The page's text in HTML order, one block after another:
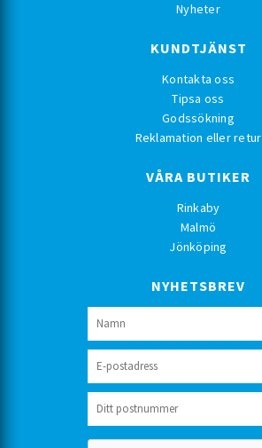
Nyheter
KUNDTJÄNST
Kontakta oss
Tipsa oss
Godssökning
Reklamation eller retur
VÅRA BUTIKER
Rinkaby
Malmö
Jönköping
NYHETSBREV